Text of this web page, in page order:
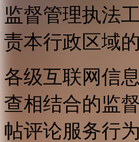
监督管理执法
责本行政区域
各级互联网信
查相结合的监
帖评论服务行为